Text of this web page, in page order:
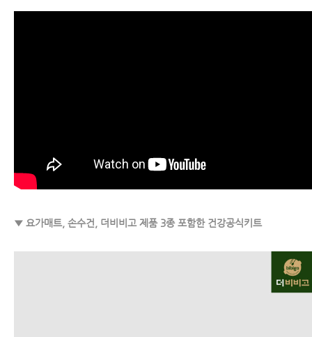
▼ 요가매트, 손수건, 더비비고 제품 3종 포함한 건강공식키트